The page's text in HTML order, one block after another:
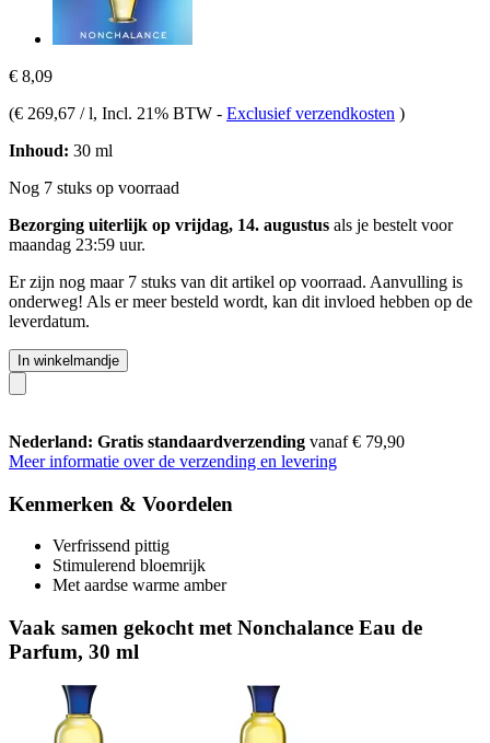
€ 8,09
(€ 269,67 / l, Incl. 21% BTW - Exclusief verzendkosten )
Inhoud: 30 ml
Nog 7 stuks op voorraad
Bezorging uiterlijk op vrijdag, 14. augustus als je bestelt voor
maandag 23:59 uur.
Er zijn nog maar 7 stuks van dit artikel op voorraad. Aanvulling is
onderweg! Als er meer besteld wordt, kan dit invloed hebben op de
leverdatum.
In winkelmandje
Nederland: Gratis standaardverzending vanaf € 79,90
Meer informatie over de verzending en levering
Kenmerken & Voordelen
Verfrissend pittig
Stimulerend bloemrijk
Met aardse warme amber
Vaak samen gekocht met Nonchalance Eau de
Parfum, 30 ml